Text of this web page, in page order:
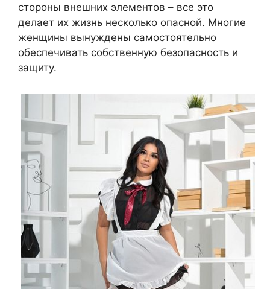
стороны внешних элементов – все это
делает их жизнь несколько опасной. Многие
женщины вынуждены самостоятельно
обеспечивать собственную безопасность и
защиту.